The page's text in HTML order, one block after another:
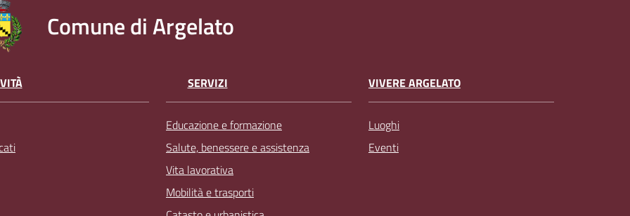
Comune di Argelato
SERVIZI
Educazione e formazione
Salute, benessere e assistenza
Vita lavorativa
Mobilità e trasporti
VIVERE ARGELATO
Luoghi
Eventi